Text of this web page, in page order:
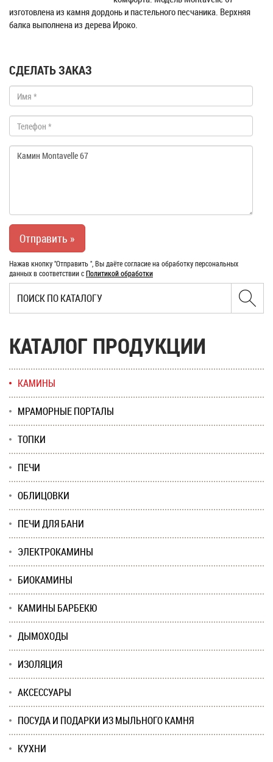
изготовлена из камня дордонь и пастельного песчаника. Верхняя
балка выполнена из дерева Ироко.
СДЕЛАТЬ ЗАКАЗ
Нажав кнопку "Отправить ", Вы даёте согласие на обработку персональных
данных в соответствии сПолитикой обработки
КАТАЛОГ ПРОДУКЦИИ
КАМИНЫ
МРАМОРНЫЕ ПОРТАЛЫ
ТОПКИ
ПЕЧИ
ОБЛИЦОВКИ
ПЕЧИ ДЛЯ БАНИ
ЭЛЕКТРОКАМИНЫ
БИОКАМИНЫ
КАМИНЫ БАРБЕКЮ
ДЫМОХОДЫ
ИЗОЛЯЦИЯ
АКСЕССУАРЫ
ПОСУДА И ПОДАРКИ ИЗ МЫЛЬНОГО КАМНЯ
КУХНИ